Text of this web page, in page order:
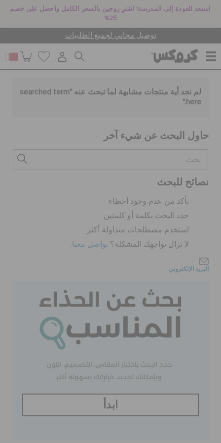
استعد للعودة إلى المدرسة! اشترِ زوجين بالسعر الكامل واحصل على خصم
25%
توصيل مجاني لجميع الطلبيات
للنساء
أطفال
كروكس لمكان العمل
تنزيلات
تسجيل الدخول / اشتراك
قائمة الامنيات
تحديد موقع المتجر
لم نجد أية منتجات مشابهة لما تبحث عنه "searched term
here
."
حاول البحث عن شيء آخر
نصائح للبحث
تأكد من عدم وجود أخطاء
حدد البحث بكلمة أو كلمتين
استخدم مصطلحات متداولة أكثر
لا تزال تواجهك المشكلة؟ تواصل معنا.
البريد الإلكتروني
ابدأ